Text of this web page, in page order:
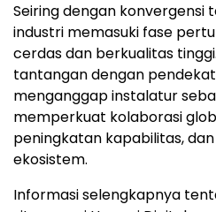
Seiring dengan konvergensi
industri memasuki fase
cerdas dan berkualitas
tantangan dengan
menganggap instalatur
memperkuat kolaborasi
peningkatan kapabilitas,
ekosistem.
Informasi selengkapnya